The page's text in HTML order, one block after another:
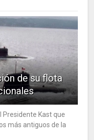
de su flota
Presidente Kast que
más antiguos de la